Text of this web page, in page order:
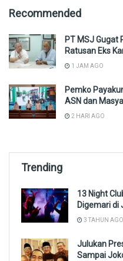
Recommended
PT MSJ Gugat
Ratusan Eks
1 JAM AGO
Pemko
ASN dan
2 HARI AGO
Trending
13 Night
Digemari di
3 TAHUN AGO
Julukan
Sampai